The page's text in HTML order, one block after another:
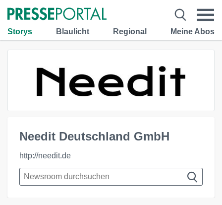
Storys Blaulicht Regional Meine Abos
Needit Deutschland GmbH
http://needit.de